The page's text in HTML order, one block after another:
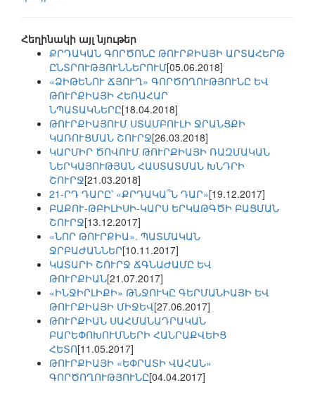
Հեղինակի այլ նյութեր
ՔՐԴԱԿԱՆ ԳՈՐԾՈՆԸ ԹՈՒՐՔԻԱՅԻ ԱՐՏԱՀԵՐԹ
ԸՆՏՐՈՒԹՅՈՒՆՆԵՐՈՒՄ[05.06.2018]
«ՁԻԹԵՆՈՒ ՃՅՈՒՂ» ԳՈՐԾՈՂՈՒԹՅՈՒՆԸ ԵՎ
ԹՈՒՐՔԻԱՅԻ ՀԵՌԱՀԱՐ
ՆՊԱՏԱԿՆԵՐԸ[18.04.2018]
ԹՈՒՐՔԻԱՅՈՒՄ ՍՏԱՄԲՈՒԼԻ ՋՐԱՆՑՔԻ
ԿԱՌՈՒՑՄԱՆ ՇՈՒՐՋ[26.03.2018]
ԿԱՐՄԻՐ ԾՈՎՈՒՄ ԹՈՒՐՔԻԱՅԻ ՌԱԶՄԱԿԱՆ
ՆԵՐԿԱՅՈՒԹՅԱՆ ՀԱՍՏԱՏՄԱՆ ԽՆԴՐԻ
ՇՈՒՐՋ[21.03.2018]
21-ՐԴ ԴԱՐԸ՝ «ՔՐԴԱԿԱ՞Ն ԴԱՐ»[19.12.2017]
ԲԱՔՈՒ-ԹԲԻԼԻՍԻ-ԿԱՐՍ ԵՐԿԱԹԳԾԻ ԲԱՑՄԱՆ
ՇՈՒՐՋ[13.12.2017]
«ՆՈՐ ԹՈՒՐՔԻԱ». ՊԱՏՄԱԿԱՆ
ՋՐԲԱԺԱՆՆԵՐ[10.11.2017]
ԿԱՏԱՐԻ ՇՈՒՐՋ ՃԳՆԱԺԱՄԸ ԵՎ
ԹՈՒՐՔԻԱՆ[21.07.2017]
«ԻՆՋԻՐԼԻՔԻ» ԹՆՋՈՒԿԸ ԳԵՐՄԱՆԻԱՅԻ ԵՎ
ԹՈՒՐՔԻԱՅԻ ՄԻՋԵՎ[27.06.2017]
ԹՈՒՐՔԻԱՆ ՍԱՀՄԱՆԱԴՐԱԿԱՆ
ԲԱՐԵՓՈԽՈՒՄՆԵՐԻ ՀԱՆՐԱՔՎԵԻՑ
ՀԵՏՈ[11.05.2017]
ԹՈՒՐՔԻԱՅԻ «ԵՓՐԱՏԻ ՎԱՀԱՆ»
ԳՈՐԾՈՂՈՒԹՅՈՒՆԸ[04.04.2017]